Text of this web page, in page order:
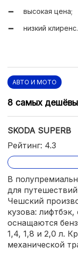
высокая цена;
низкий клиренс.
АВТО И МОТО
8 самых
SKODA SUPERB
Рейтинг: 4.3
В
для
Чешский
кузова:
оснащаются
1,4, 1,8 и 2,0 л.
механической